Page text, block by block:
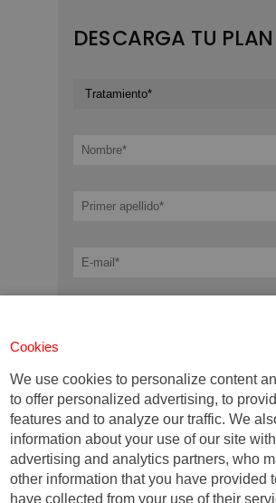
Cookies
We use cookies to personalize content
to offer personalized advertising, to
features and to analyze our traffic. We
information about your use of our site
advertising and analytics partners, who
other information that you have provided
have collected from your use of their
Campos obligatorios *
DESCARGA TU PLAN